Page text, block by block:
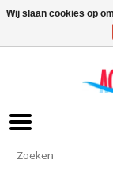
Wij slaan cookies op